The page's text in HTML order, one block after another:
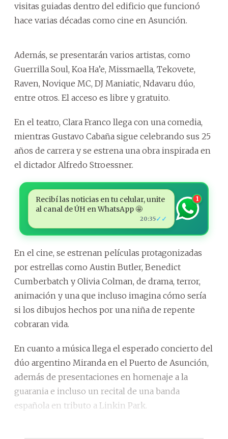
visitas guiadas dentro del edificio que funcionó
hace varias décadas como cine en Asunción.
Además, se presentarán varios artistas, como
Guerrilla Soul, Koa Ha’e, Missmaella, Tekovete,
Raven, Novique MC, DJ Maniatic, Ndavaru dúo,
entre otros. El acceso es libre y gratuito.
En el teatro, Clara Franco llega con una comedia,
mientras Gustavo Cabaña sigue celebrando sus 25
años de carrera y se estrena una obra inspirada en
el dictador Alfredo Stroessner.
Recibí las noticias en tu celular, unite
al canal de ÚH en WhatsApp 🤩
20:35✓✓
1
En el cine, se estrenan películas protagonizadas
por estrellas como Austin Butler, Benedict
Cumberbatch y Olivia Colman, de drama, terror,
animación y una que incluso imagina cómo sería
si los dibujos hechos por una niña de repente
cobraran vida.
En cuanto a música llega el esperado concierto del
dúo argentino Miranda en el Puerto de Asunción,
además de presentaciones en homenaje a la
guarania e incluso un recital de una banda
española en tributo a Linkin Park.